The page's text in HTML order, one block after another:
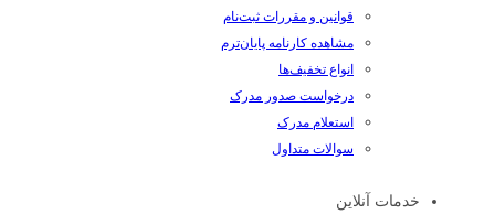
قوانین و مقررات ثبت‌نام
مشاهده کارنامه پایان‌ترم
انواع تخفیف‌ها
درخواست صدور مدرک
استعلام مدرک
سوالات متداول
خدمات آنلاین